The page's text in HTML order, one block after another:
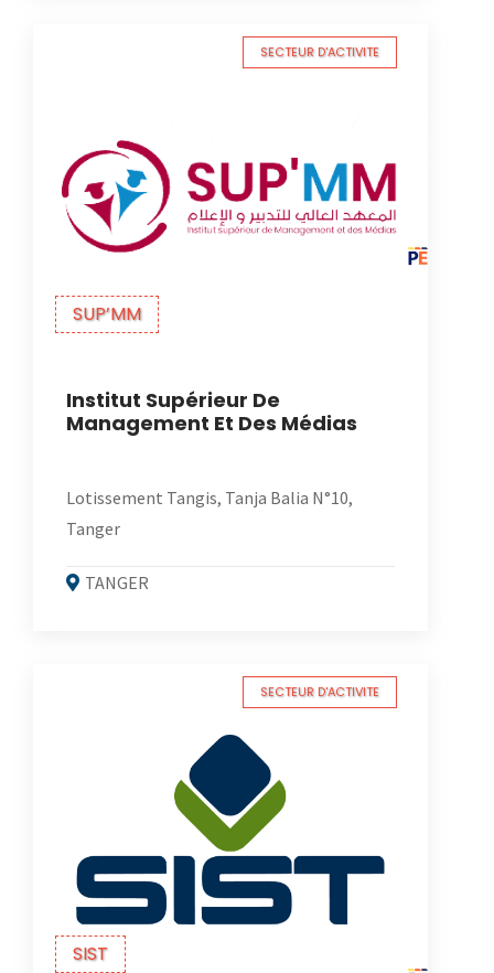
SUP’MM
SECTEUR D'ACTIVITE
Institut Supérieur De
Management Et Des Médias
Lotissement Tangis, Tanja Balia N°10,
Tanger
TANGER
SIST
SECTEUR D'ACTIVITE